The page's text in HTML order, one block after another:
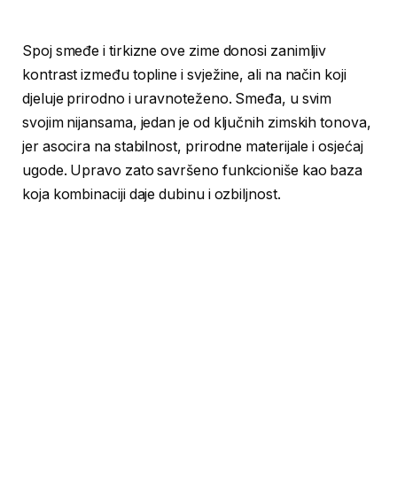
Spoj smeđe i tirkizne ove zime donosi zanimljiv
kontrast između topline i svježine, ali na način koji
djeluje prirodno i uravnoteženo. Smeđa, u svim
svojim nijansama, jedan je od ključnih zimskih tonova,
jer asocira na stabilnost, prirodne materijale i osjećaj
ugode. Upravo zato savršeno funkcioniše kao baza
koja kombinaciji daje dubinu i ozbiljnost.